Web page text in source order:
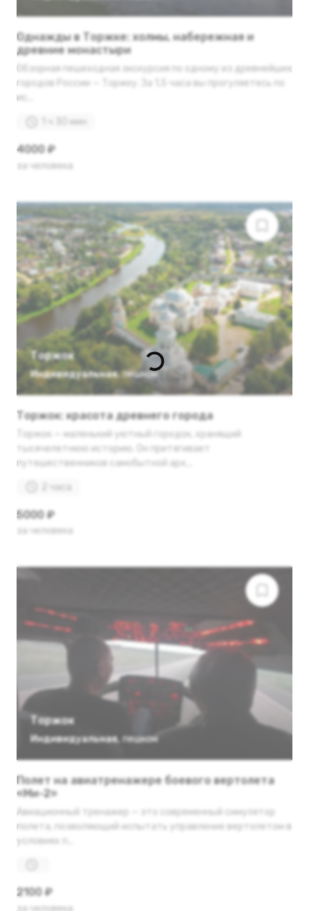
Однажды в Торжке: холмы, набережная и
древние монастыри
Обзорная пешеходная экскурсия по одному из древнейших
городов России — Торжку. За 1,5 часа вы прогуляетесь по
ис...
1 ч 30 мин
4000 ₽
за человека
Торжок
Индивидуальная, пешком
Торжок: красота древнего города
Торжок — маленький уютный городок, хранящий
тысячелетнюю историю. Он притягивает
путешественников самобытной арх...
2 часа
5000 ₽
за человека
Торжок
Индивидуальная, пешком
Полет на авиатренажере боевого вертолета
«Ми-2»
Авиационный тренажер — это современный симулятор
полета, позволяющий испытать управление вертолетом в
условиях п...
2100 ₽
за человека